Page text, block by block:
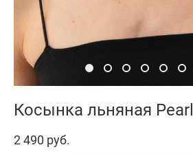
Косынка льняная Pearl
2 490 pуб.